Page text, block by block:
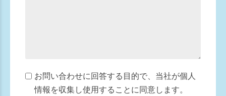
お問い合わせに回答する目的で、当社が個人
情報を収集し使用することに同意します。